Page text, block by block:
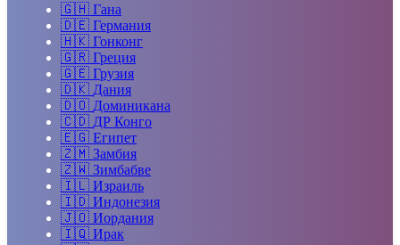
🇬🇭 Гана
🇩🇪 Германия
🇭🇰 Гонконг
🇬🇷 Греция
🇬🇪 Грузия
🇩🇰 Дания
🇩🇴 Доминикана
🇨🇩 ДР Конго
🇪🇬 Египет
🇿🇲 Замбия
🇿🇼 Зимбабве
🇮🇱 Израиль
🇮🇩 Индонезия
🇯🇴 Иордания
🇮🇶 Ирак